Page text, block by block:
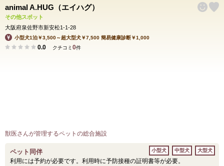
animal A.HUG（エイハグ）
その他スポット
大阪府泉佐野市新安松1-1-28
小型犬1泊￥3,500～超大型犬￥7,500 簡易健康診断￥1,000
0.0 クチコミ 0件
獣医さんが管理するペットの総合施設
ペット同伴
利用には予約が必要です。利用時に予防接種の証明書等が必要。
小型犬 中型犬 大型犬